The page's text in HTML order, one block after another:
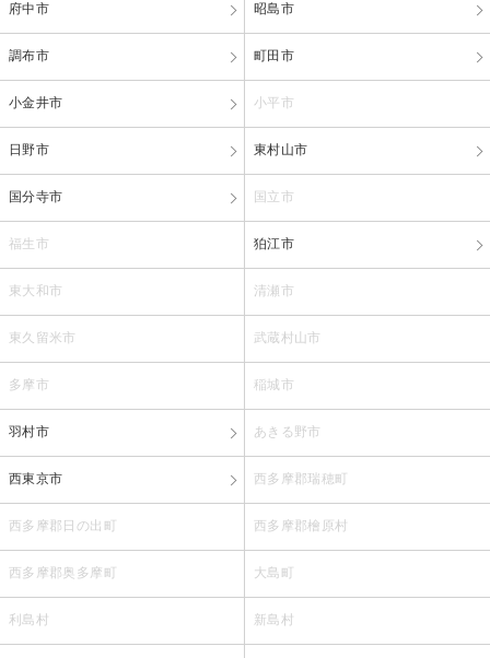
府中市 昭島市
調布市 町田市
小金井市 小平市
日野市 東村山市
国分寺市 国立市
福生市 狛江市
東大和市 清瀬市
東久留米市 武蔵村山市
多摩市 稲城市
羽村市 あきる野市
西東京市 西多摩郡瑞穂町
西多摩郡日の出町 西多摩郡檜原村
西多摩郡奥多摩町 大島町
利島村 新島村